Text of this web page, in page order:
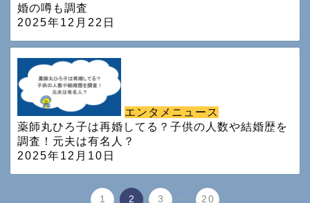
婚の噂も調査
2025年12月22日
エンタメニュース
薬師丸ひろ子は再婚してる？子供の人数や結婚歴を
調査！元夫は有名人？
2025年12月10日
1 2 3 ... 20